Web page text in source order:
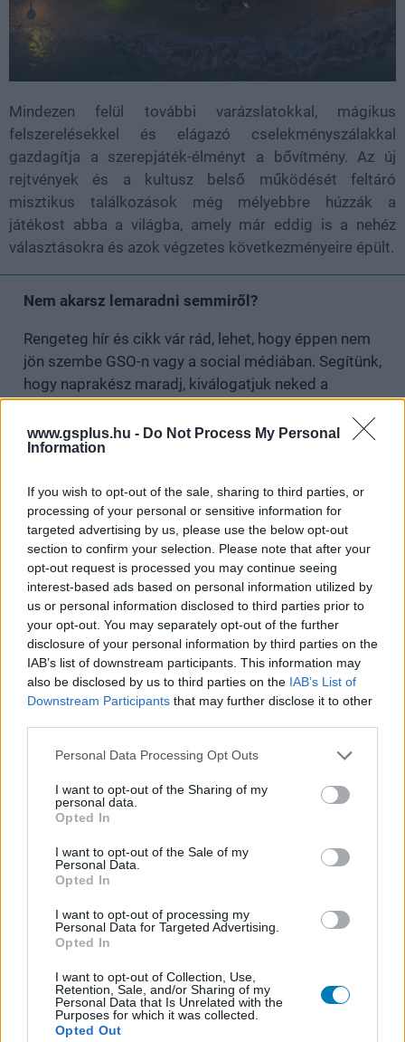
www.gsplus.hu - Do Not Process My Personal
Information
If you wish to opt-out of the sale, sharing to third parties, or
processing of your personal or sensitive information for
targeted advertising by us, please use the below opt-out
section to confirm your selection. Please note that after your
opt-out request is processed you may continue seeing
interest-based ads based on personal information utilized by
us or personal information disclosed to third parties prior to
your opt-out. You may separately opt-out of the further
disclosure of your personal information by third parties on the
IAB’s list of downstream participants. This information may
also be disclosed by us to third parties on the IAB’s List of
Downstream Participants that may further disclose it to other
Please note that this website/app uses one or more Google
not limited to your visit or usage behaviour. You may click to
grant or deny consent to Google and its third-party tags to
use your data for below specified purposes in below Google
consent section.
Personal Data Processing Opt Outs
I want to opt-out of the Sharing of my
personal data.
Opted In
I want to opt-out of the Sale of my
Personal Data.
Opted In
I want to opt-out of processing my
Personal Data for Targeted Advertising.
Opted In
I want to opt-out of Collection, Use,
Retention, Sale, and/or Sharing of my
Personal Data that Is Unrelated with the
Purposes for which it was collected.
Opted Out
Mindezen felül további varázslatokkal, mágikus
felszerelésekkel és elágazó cselekményszálakkal
gazdagítja a szerepjáték-élményt a bővítmény. Az új
rejtvények és a kultusz belső működését feltáró
misztikus találkozások még mélyebbre húzzák a
játékost abba a világba, amely már eddig is a nehéz
választásokra és azok végzetes következményeire épült.
Nem akarsz lemaradni semmiről?
Rengeteg hír és cikk vár rád, lehet, hogy éppen nem
jön szembe GSO-n vagy a social médiában. Segítünk,
hogy naprakész maradj, kiválogatjuk neked a
Kijelentem, hogy az adatkezelési nyilatkozattartalmát
megismertem és azt elfogadom.
Feliratkozom
SMASH by Meló-Diák: Homok, zene és a nyár legjobb
hangulata – Jön a második forduló! (X)
Július végén folytatódik a balatoni strandröplabda-
sorozat.
#magyar játék
#black geyser: couriers of darkness
#kiegészítő
#tales of the moon cult
#grapeocean technologies
#v publishing